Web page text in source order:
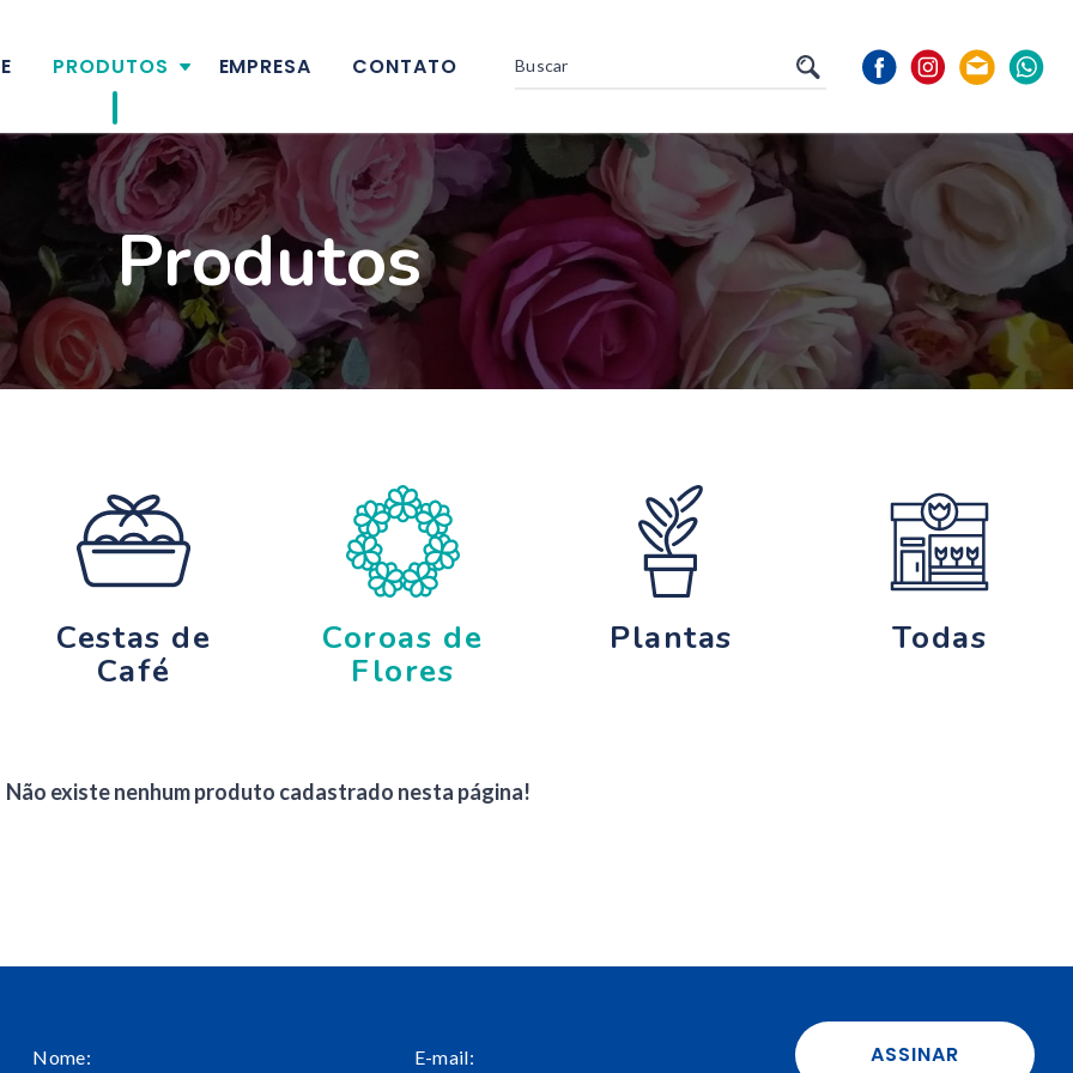
PRODUTOS EMPRESA CONTATO
Produtos
Cestas de
Café
Coroas de
Flores
Plantas Todas
Não existe nenhum produto cadastrado nesta página!
ASSINAR